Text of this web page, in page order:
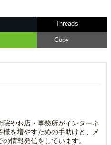
Threads
Copy
院やお店・事務所がインターネ
様を増やすための手助けと、メ
の情報発信をしています。